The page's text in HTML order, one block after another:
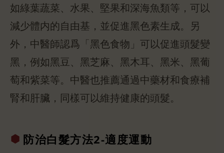
如綠葉蔬菜、水果、堅果和深海魚類等，可以
減少體内的自由基，並促進黑色素生成。另
外，中醫師認爲「黑色食物」可以促進頭髮變
黑，例如黑豆、黑芝麻、黑木耳、黑米、黑葡
萄和紫菜等。中醫也推薦通過中藥材和食療補
腎和肝臟，同樣可以維持健康的頭髮。
防治白髮方法2-適度運動